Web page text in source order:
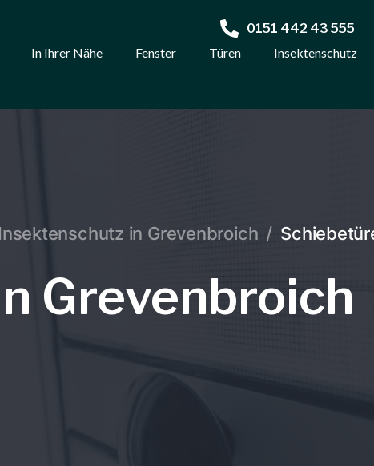
0151 442 43 555
In Ihrer Nähe Fenster Türen Insektenschutz
Insektenschutz in Grevenbroich /
Grevenbroich